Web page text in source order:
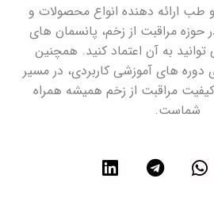
طب ارائه دهنده انواع محصولات و
مراقبت از زخم، پانسمان های
به آن اعتماد کنید. همچنین
دوره های آموزشی کاربردی، در مسیر
مراقبت از زخم همیشه همراه
شماست.